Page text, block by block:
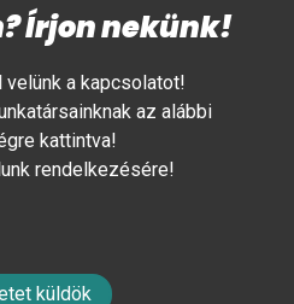
Írjon nekünk!
velünk a kapcsolatot!
az alábbi
kattintva!
rendelkezésére!
küldök